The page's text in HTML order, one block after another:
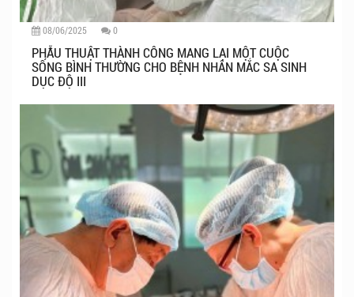
08/06/2025 0
PHẪU THUẬT THÀNH CÔNG MANG LẠI MỘT CUỘC
SỐNG BÌNH THƯỜNG CHO BỆNH NHÂN MẮC SA SINH
DỤC ĐỘ III